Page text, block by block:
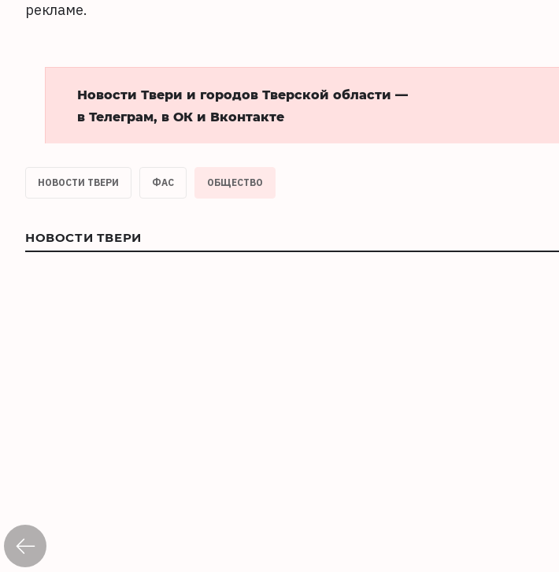
рекламе.
Новости Твери и городов Тверской области —
в Телеграм, в ОК и Вконтакте
НОВОСТИ ТВЕРИ ФАС ОБЩЕСТВО
НОВОСТИ ТВЕРИ